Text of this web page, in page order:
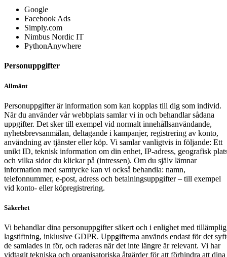
Google
Facebook Ads
Simply.com
Nimbus Nordic IT
PythonAnywhere
Personuppgifter
Allmänt
Personuppgifter är information som kan kopplas till dig som individ.
När du använder vår webbplats samlar vi in och behandlar sådana
uppgifter. Det sker till exempel vid normalt innehållsanvändande,
nyhetsbrevsanmälan, deltagande i kampanjer, registrering av konto,
användning av tjänster eller köp. Vi samlar vanligtvis in följande: Ett
unikt ID, teknisk information om din enhet, IP-adress, geografisk
och vilka sidor du klickar på (intressen). Om du själv lämnar
information med samtycke kan vi också behandla: namn,
telefonnummer, e-post, adress och betalningsuppgifter – till exempel
vid konto- eller köpregistrering.
Säkerhet
Vi behandlar dina personuppgifter säkert och i enlighet med tillämplig
lagstiftning, inklusive GDPR. Uppgifterna används endast för det
de samlades in för, och raderas när det inte längre är relevant. Vi har
vidtagit tekniska och organisatoriska åtgärder för att förhindra att dina